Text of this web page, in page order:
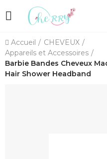
Accueil
CHEVEUX
Appareils et Accessoires
Barbie Bandes Cheveux
Hair Shower Headband